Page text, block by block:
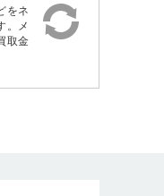
をネ
。メ
取金